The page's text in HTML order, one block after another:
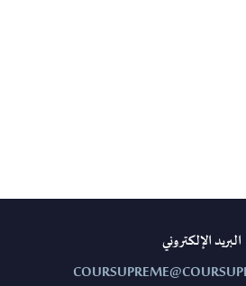
البريد الإلكتروني